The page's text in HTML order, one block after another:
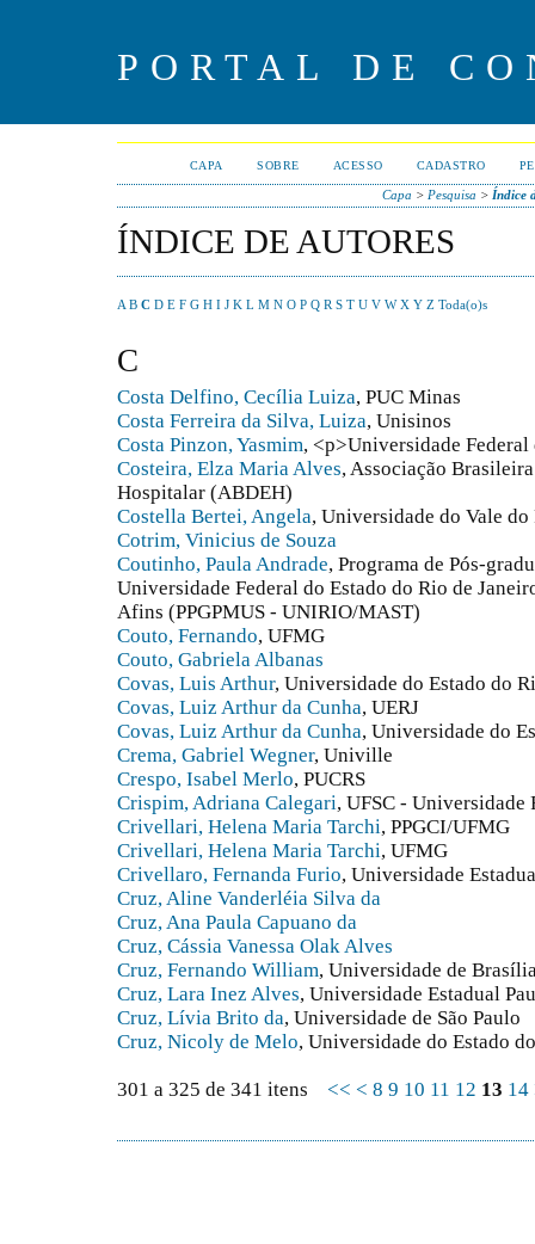
PORTAL DE
CAPA SOBRE ACESSO CADASTRO
Capa > Pesquisa > Índice
ÍNDICE DE AUTORES
A B C D E F G H I J K L M N O P Q R S T U V W X Y Z Toda(o)s
C
Costa Delfino, Cecília Luiza, PUC Minas
Costa Ferreira da Silva, Luiza, Unisinos
Costa Pinzon, Yasmim, <p>Universidade
Costeira, Elza Maria Alves, Associação
Hospitalar (ABDEH)
Costella Bertei, Angela, Universidade do Vale
Cotrim, Vinicius de Souza
Coutinho, Paula Andrade, Programa de Pós-
Universidade Federal do Estado do Rio de
Afins (PPGPMUS - UNIRIO/MAST)
Couto, Fernando, UFMG
Couto, Gabriela Albanas
Covas, Luis Arthur, Universidade do Estado do
Covas, Luiz Arthur da Cunha, UERJ
Covas, Luiz Arthur da Cunha, Universidade do
Crema, Gabriel Wegner, Univille
Crespo, Isabel Merlo, PUCRS
Crispim, Adriana Calegari, UFSC - Universidade
Crivellari, Helena Maria Tarchi, PPGCI/UFMG
Crivellari, Helena Maria Tarchi, UFMG
Crivellaro, Fernanda Furio, Universidade
Cruz, Aline Vanderléia Silva da
Cruz, Ana Paula Capuano da
Cruz, Cássia Vanessa Olak Alves
Cruz, Fernando William, Universidade de
Cruz, Lara Inez Alves, Universidade Estadual
Cruz, Lívia Brito da, Universidade de São Paulo
Cruz, Nicoly de Melo, Universidade do Estado
301 a 325 de 341 itens << < 8 9 10 11 12 13 14